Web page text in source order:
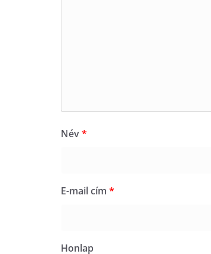
Név*
E-mail cím *
Honlap